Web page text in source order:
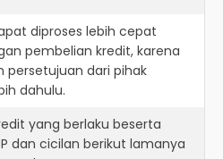
diproses lebih cepat
pembelian kredit, karena
persetujuan dari pihak
dahulu.
yang berlaku beserta
dan cicilan berikut lamanya